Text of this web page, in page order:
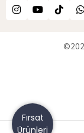
Fırsat
Ürünleri